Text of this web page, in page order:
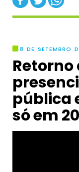
8 DE SETEMBRO
pública
só em